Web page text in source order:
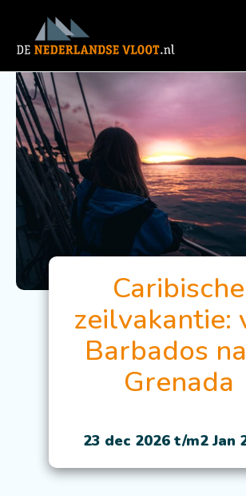
Caribische
zeilvakantie:
Barbados
Grenada
23 dec 2026 t/m2 Jan